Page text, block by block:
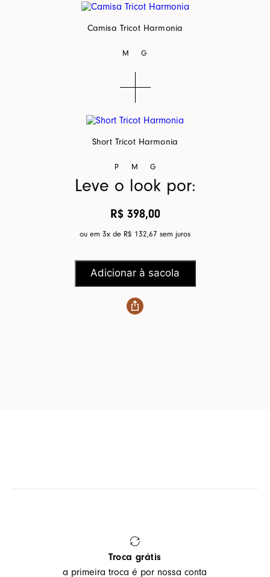
Camisa Tricot Harmonia
M G
Short Tricot Harmonia
P M G
Leve o look por:
R$ 398,00
ou em 3x de R$ 132,67 sem juros
Adicionar à sacola
Troca grátis
a primeira troca é por nossa conta